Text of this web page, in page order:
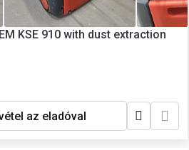
KSE 910 with dust extraction
az eladóval